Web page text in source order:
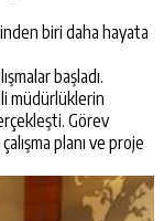
biri daha hayata
başladı.
müdürlüklerin
Görev
planı ve proje